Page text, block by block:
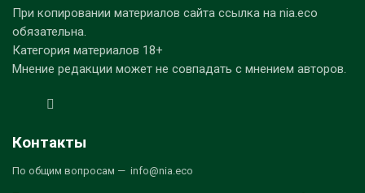
При копировании материалов сайта ссылка на nia.eco
обязательна.
Категория материалов 18+
Мнение редакции может не совпадать с мнением авторов.
Контакты
По общим вопросам — info@nia.eco